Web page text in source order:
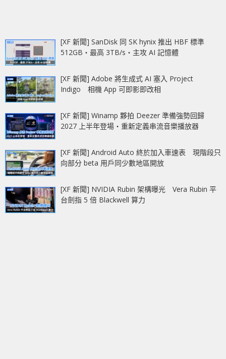
[XF 新聞] SanDisk 同 SK hynix 推出 HBF 標準
512GB‧最高 3TB/s‧主攻 AI 記憶體
[XF 新聞] Adobe 將生成式 AI 塞入 Project
Indigo 相機 App 可即影即改相
[XF 新聞] Winamp 夥拍 Deezer 準備強勢回歸
2027 上半年登場‧重新定義串流音樂播放器
[XF 新聞] Android Auto 終於加入車速表 現階段只
向部分 beta 用戶同少數地區開放
[XF 新聞] NVIDIA Rubin 架構曝光 Vera Rubin 平
台劍指 5 倍 Blackwell 算力